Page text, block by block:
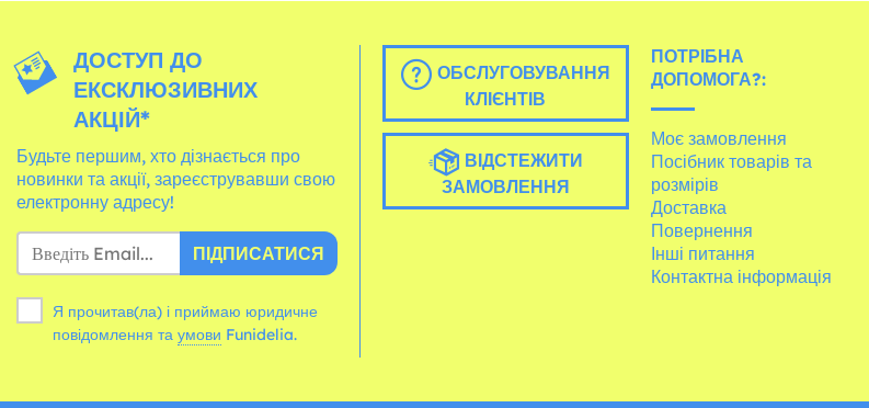
ДОСТУП ДО
ЕКСКЛЮЗИВНИХ
АКЦІЙ*
Будьте першим, хто дізнається про
новинки та акції, зареєструвавши свою
електронну адресу!
ПІДПИСАТИСЯ
Я прочитав(ла) і приймаю юридичне
повідомлення та умови Funidelia.
ОБСЛУГОВУВАННЯ
КЛІЄНТІВ
ВІДСТЕЖИТИ
ЗАМОВЛЕННЯ
ПОТРІБНА
ДОПОМОГА?:
Моє замовлення
Посібник товарів та
розмірів
Доставка
Повернення
Інші питання
Контактна інформація